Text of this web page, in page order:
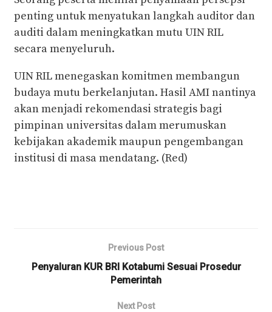
penting untuk menyatukan langkah auditor dan
auditi dalam meningkatkan mutu UIN RIL
secara menyeluruh.
UIN RIL menegaskan komitmen membangun
budaya mutu berkelanjutan. Hasil AMI nantinya
akan menjadi rekomendasi strategis bagi
pimpinan universitas dalam merumuskan
kebijakan akademik maupun pengembangan
institusi di masa mendatang. (Red)
Previous Post
Penyaluran KUR BRI Kotabumi Sesuai Prosedur
Pemerintah
Next Post